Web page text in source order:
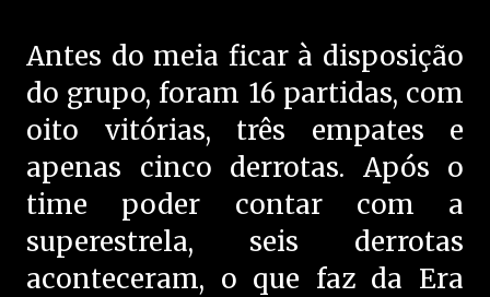
Antes do meia ficar à disposição
do grupo, foram 16 partidas, com
oito vitórias, três empates e
apenas cinco derrotas. Após o
time poder contar com a
superestrela, seis derrotas
aconteceram, o que faz da Era